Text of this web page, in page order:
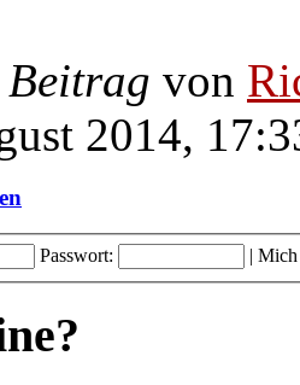
von
2014,
Passwort: | Mich